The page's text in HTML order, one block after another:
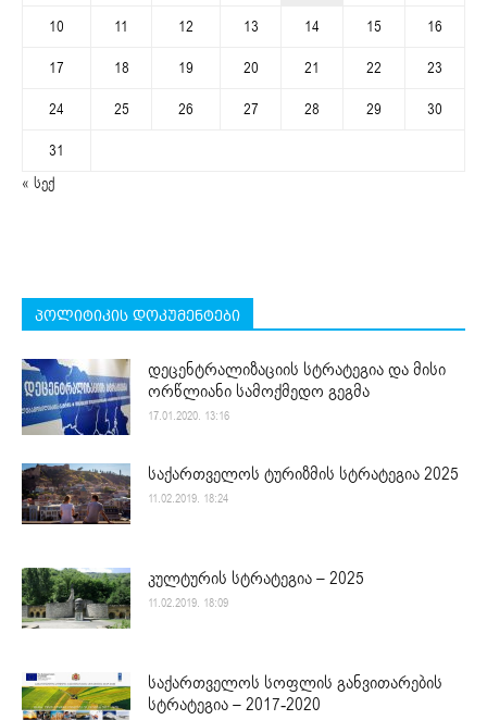
10
11 12 13 14 15
16
17
18 19 20 21 22
23
24
25 26 27 28 29
30
31
« სექ
პოლიტიკის დოკუმენტები
დეცენტრალიზაციის სტრატეგია და მისი
ორწლიანი სამოქმედო გეგმა
17.01.2020. 13:16
საქართველოს ტურიზმის სტრატეგია 2025
11.02.2019. 18:24
კულტურის სტრატეგია – 2025
11.02.2019. 18:09
საქართველოს სოფლის განვითარების
სტრატეგია – 2017-2020